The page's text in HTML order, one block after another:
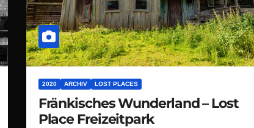
2020 ARCHIV LOST PLACES
Fränkisches Wunderland – Lost
Place Freizeitpark